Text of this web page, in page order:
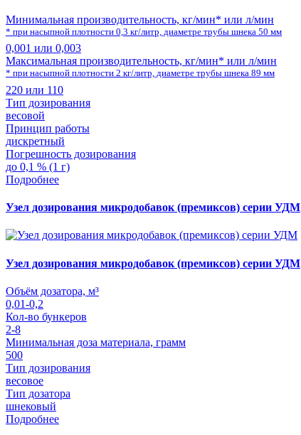
Минимальная производительность, кг/мин* или л/мин
* при насыпной плотности 0,3 кг/литр, диаметре трубы шнека 50 мм
0,001 или 0,003
Максимальная производительность, кг/мин* или л/мин
* при насыпной плотности 2 кг/литр, диаметре трубы шнека 89 мм
220 или 110
Тип дозирования
весовой
Принцип работы
дискретный
Погрешность дозирования
до 0,1 % (1 г)
Подробнее
Узел дозирования микродобавок (премиксов) серии УДМ
Узел дозирования микродобавок (премиксов) серии УДМ
Объём дозатора, м³
0,01-0,2
Кол-во бункеров
2-8
Минимальная доза материала, грамм
500
Тип дозирования
весовое
Тип дозатора
шнековый
Подробнее